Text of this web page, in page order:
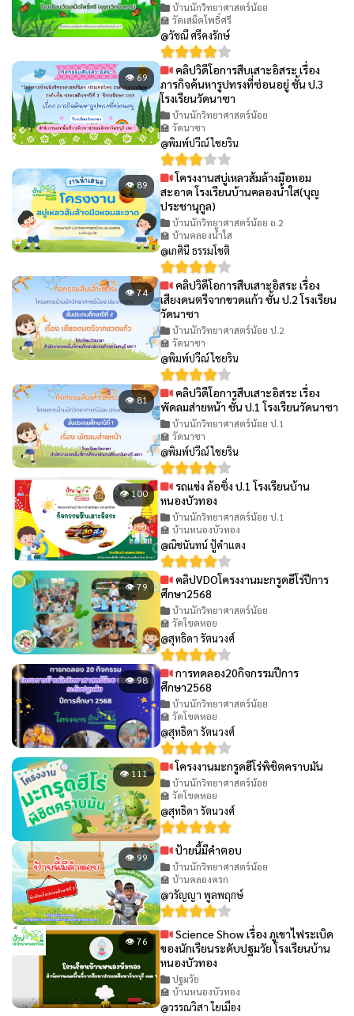
บ้านนักวิทยาศาสตร์น้อย
🏫 วัดเสม็ดโพธิ์ศรี
@วัชณี ศรีคงรักษ์
👁 69
คลิปวิดีโอการสืบเสาะอิสระ เรื่อง
ภารกิจค้นหารูปทรงที่ซ่อนอยู่ ชั้น ป.3
โรงเรียนวัดนาซา
บ้านนักวิทยาศาสตร์น้อย
🏫 วัดนาซา
@พิมพ์ปวีณ์ ไชยริน
👁 89
โครงงานสบู่เหลวส้มล้างมือหอม
สะอาด โรงเรียนบ้านคลองน้ำใส(บุญ
ประชานุกูล)
บ้านนักวิทยาศาสตร์น้อย อ.2
🏫 บ้านคลองน้ำใส
@เกศินี ธรรมโชติ
👁 74
คลิปวิดีโอการสืบเสาะอิสระ เรื่อง
เสียงดนตรีจากขวดแก้ว ชั้น ป.2 โรงเรียน
วัดนาซา
บ้านนักวิทยาศาสตร์น้อย ป.2
🏫 วัดนาซา
@พิมพ์ปวีณ์ ไชยริน
👁 81
คลิปวิดีโอการสืบเสาะอิสระ เรื่อง
พัดลมส่ายหน้า ชั้น ป.1 โรงเรียนวัดนาซา
บ้านนักวิทยาศาสตร์น้อย ป.1
🏫 วัดนาซา
@พิมพ์ปวีณ์ ไชยริน
👁 100
รถแข่ง ล้อซิ่ง ป.1 โรงเรียนบ้าน
หนองบัวทอง
บ้านนักวิทยาศาสตร์น้อย ป.1
🏫 บ้านหนองบัวทอง
@ณิชนันทน์ ปู้คำแดง
👁 79
คลิปVDOโครงงานมะกรูดฮีโร่ปีการ
ศึกษา2568
บ้านนักวิทยาศาสตร์น้อย
🏫 วัดโขดหอย
@สุทธิดา รัตนวงศ์
👁 98
การทดลอง20กิจกรรมปีการ
ศึกษา2568
บ้านนักวิทยาศาสตร์น้อย
🏫 วัดโขดหอย
@สุทธิดา รัตนวงศ์
👁 111 โครงงานมะกรูดฮีโร่พิชิตคราบมัน
บ้านนักวิทยาศาสตร์น้อย
🏫 วัดโขดหอย
@สุทธิดา รัตนวงศ์
👁 99 ป้ายนี้มีคำตอบ
บ้านนักวิทยาศาสตร์น้อย
🏫 บ้านคลองครก
@วรัญญา พูลพฤกษ์
👁 76
Science Show เรื่อง ภูเขาไฟระเบิด
ของนักเรียนระดับปฐมวัย โรงเรียนบ้าน
หนองบัวทอง
ปฐมวัย
🏫 บ้านหนองบัวทอง
@วรรณวิสา ใยเมือง